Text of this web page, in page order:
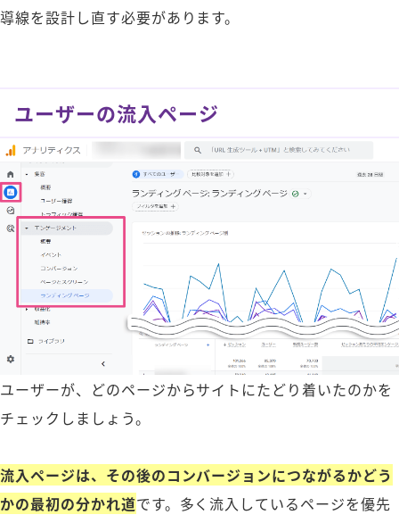
導線を設計し直す必要があります。
ユーザーの流入ページ
ユーザーが、どのページからサイトにたどり着いたのかを
チェックしましょう。
流入ページは、その後のコンバージョンにつながるかどう
かの最初の分かれ道です。多く流入しているページを優先